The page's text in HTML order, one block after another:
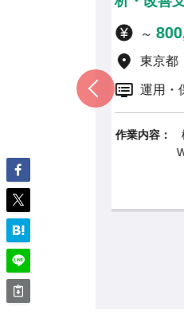
々なセキュリティ製品（CDN、